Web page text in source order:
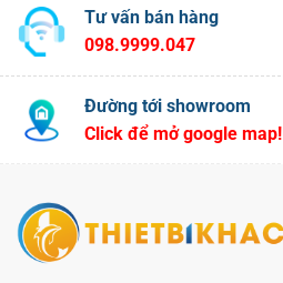
Tư vấn bán hàng
098.9999.047
Đường tới showroom
Click để mở google map!